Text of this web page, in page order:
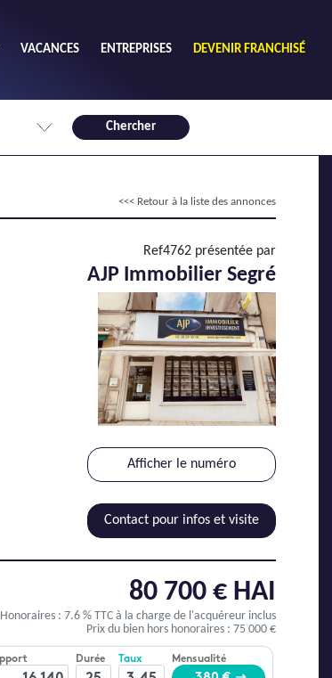
VACANCES ENTREPRISES DEVENIR FRANCHISÉ
Chercher
<<< Retour à la liste des annonces
Ref4762 présentée par
AJP Immobilier Segré
Afficher le numéro
Contact pour infos et visite
80 700 € HAI
Honoraires : 7.6 % TTC à la charge de l'acquéreur inclus
Prix du bien hors honoraires : 75 000 €